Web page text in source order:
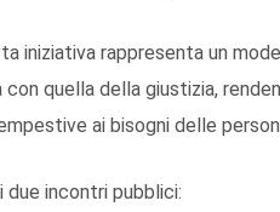
iniziativa rappresenta un
quella della giustizia,
ai bisogni delle
incontri pubblici: